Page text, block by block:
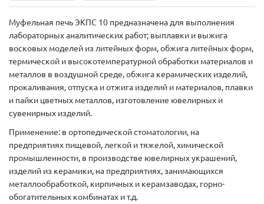
Муфельная печь ЭКПС 10 предназначена для выполнения
лабораторных аналитических работ; выплавки и выжига
восковых моделей из литейных форм, обжига литейных форм,
термической и высокотемпературной обработки материалов и
металлов в воздушной среде, обжига керамических изделий,
прокаливания, отпуска и отжига изделий и материалов, плавки
и пайки цветных металлов, изготовление ювелирных и
сувенирных изделий.
Применение: в ортопедической стоматологии, на
предприятиях пищевой, легкой и тяжелой, химической
промышленности, в производстве ювелирных украшений,
изделий из керамики, на предприятиях, занимающихся
металлообработкой, кирпичных и керамзаводах, горно-
обогатительных комбинатах и т.д.